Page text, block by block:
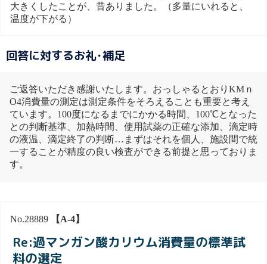
大きくしたことが、昔ありました。（多量にいれると、
温度が下がる）
回答に対するお礼･補足
ご返答いただき感謝いたします。おっしゃるとおりKMｎ
O4消費量の測定は測定条件をそろえることも重要と考え
ています。100度になるまでにかかる時間、100℃となった
との判断基準、加熱時間、使用試薬の正確な添加、滴定時
の液温、滴定終了の判断…まずはそれを個人、施設間で統
一することが精度の良い検査ができる前提と思っておりま
す。
No.28889 【A-4】
Re:過マンガン酸カリウム消費量の標準試
料の選定